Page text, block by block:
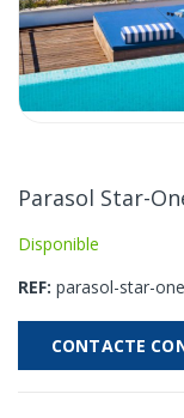
Saltar
comienzo
la
galería
imágenes
Parasol Star-
Disponible
REF parasol-star-one
CONTACTE